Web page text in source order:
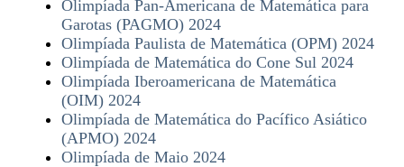
Olimpíada Pan-Americana de Matemática para
Garotas (PAGMO) 2024
Olimpíada Paulista de Matemática (OPM) 2024
Olimpíada de Matemática do Cone Sul 2024
Olimpíada Iberoamericana de Matemática
(OIM) 2024
Olimpíada de Matemática do Pacífico Asiático
(APMO) 2024
Olimpíada de Maio 2024